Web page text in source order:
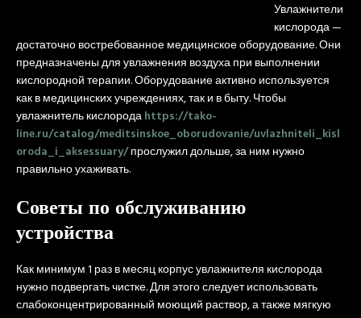
Увлажнители
кислорода —
достаточно востребованное медицинское оборудование. Они
предназначены для увлажнения воздуха при выполнении
кислородной терапии. Оборудование активно используется
как в медицинских учреждениях, так и в быту. Чтобы
увлажнитель кислородаhttps://tako-
line.ru/catalog/meditsinskoe_oborudovanie/uvlazhniteli_kisl
oroda_i_aksessuary/прослужил дольше, за ним нужно
правильно ухаживать.
Советы по обслуживанию
устройства
Как минимум 1 раз в месяц корпус увлажнителя кислорода
нужно подвергать чистке. Для этого следует использовать
слабоконцентрированный моющий раствор, а также мягкую